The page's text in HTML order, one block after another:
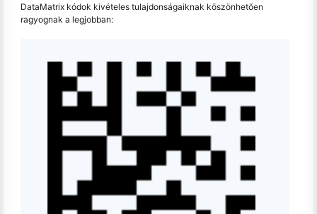
DataMatrix kódok kivételes tulajdonságaiknak köszönhetően
ragyognak a legjobban: